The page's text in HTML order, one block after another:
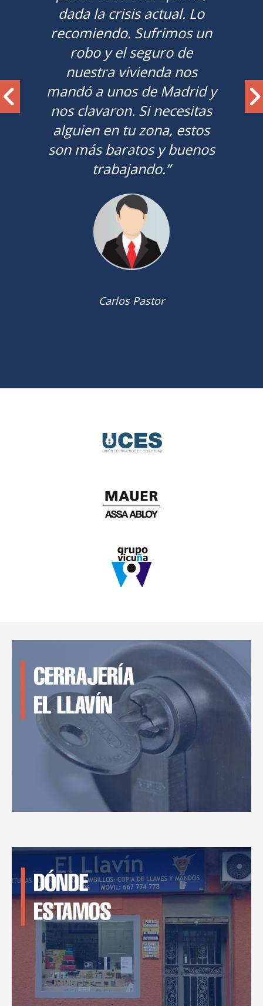
de mi coche. Más
económico que el resto de
localidades cercanas y con
más posibilidades, ya que
en el resto de sitios,
incluso en la casa, me
ofrecían una llave rígida y
ellos me daban una
plegable. ¡Excelente